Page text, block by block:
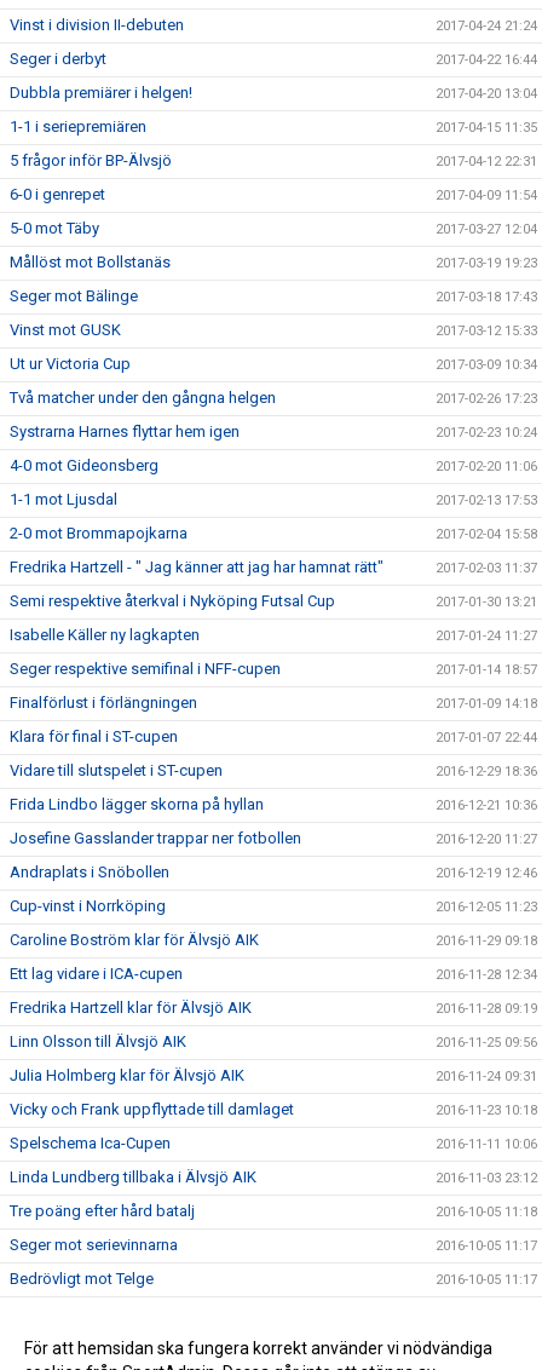
Vinst i division II-debuten 2017-04-24 21:24
Seger i derbyt 2017-04-22 16:44
Dubbla premiärer i helgen! 2017-04-20 13:04
1-1 i seriepremiären 2017-04-15 11:35
5 frågor inför BP-Älvsjö 2017-04-12 22:31
6-0 i genrepet 2017-04-09 11:54
5-0 mot Täby 2017-03-27 12:04
Mållöst mot Bollstanäs 2017-03-19 19:23
Seger mot Bälinge 2017-03-18 17:43
Vinst mot GUSK 2017-03-12 15:33
Ut ur Victoria Cup 2017-03-09 10:34
Två matcher under den gångna helgen 2017-02-26 17:23
Systrarna Harnes flyttar hem igen 2017-02-23 10:24
4-0 mot Gideonsberg 2017-02-20 11:06
1-1 mot Ljusdal 2017-02-13 17:53
2-0 mot Brommapojkarna 2017-02-04 15:58
Fredrika Hartzell - " Jag känner att jag har hamnat rätt" 2017-02-03 11:37
Semi respektive återkval i Nyköping Futsal Cup 2017-01-30 13:21
Isabelle Käller ny lagkapten 2017-01-24 11:27
Seger respektive semifinal i NFF-cupen 2017-01-14 18:57
Finalförlust i förlängningen 2017-01-09 14:18
Klara för final i ST-cupen 2017-01-07 22:44
Vidare till slutspelet i ST-cupen 2016-12-29 18:36
Frida Lindbo lägger skorna på hyllan 2016-12-21 10:36
Josefine Gasslander trappar ner fotbollen 2016-12-20 11:27
Andraplats i Snöbollen 2016-12-19 12:46
Cup-vinst i Norrköping 2016-12-05 11:23
Caroline Boström klar för Älvsjö AIK 2016-11-29 09:18
Ett lag vidare i ICA-cupen 2016-11-28 12:34
Fredrika Hartzell klar för Älvsjö AIK 2016-11-28 09:19
Linn Olsson till Älvsjö AIK 2016-11-25 09:56
Julia Holmberg klar för Älvsjö AIK 2016-11-24 09:31
Vicky och Frank uppflyttade till damlaget 2016-11-23 10:18
Spelschema Ica-Cupen 2016-11-11 10:06
Linda Lundberg tillbaka i Älvsjö AIK 2016-11-03 23:12
Tre poäng efter hård batalj 2016-10-05 11:18
Seger mot serievinnarna 2016-10-05 11:17
Bedrövligt mot Telge 2016-10-05 11:17
Ny storvinst i trean 2016-10-05 11:15
För att hemsidan ska fungera korrekt använder vi nödvändiga